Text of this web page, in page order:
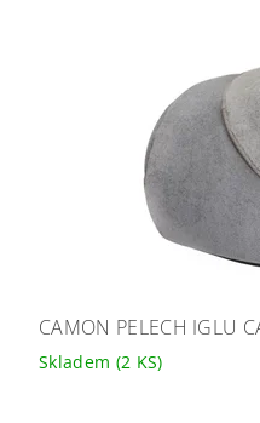
CAMON PELECH IGLU
Skladem (2 KS)